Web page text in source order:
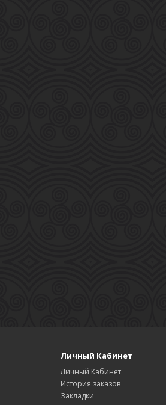
Личный Кабинет
Личный Кабинет
История заказов
Закладки